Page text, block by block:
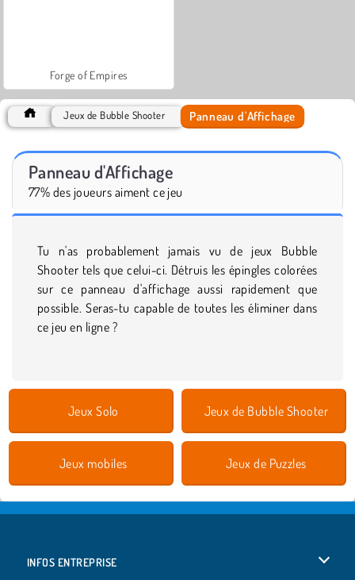
Forge of Empires
Jeux de Bubble Shooter Panneau d'Affichage
Panneau d'Affichage
77% des joueurs aiment ce jeu
Tu n'as probablement jamais vu de jeux Bubble
Shooter tels que celui-ci. Détruis les épingles colorées
sur ce panneau d'affichage aussi rapidement que
possible. Seras-tu capable de toutes les éliminer dans
ce jeu en ligne ?
Jeux Solo Jeux de Bubble Shooter
Jeux mobiles Jeux de Puzzles
INFOS ENTREPRISE